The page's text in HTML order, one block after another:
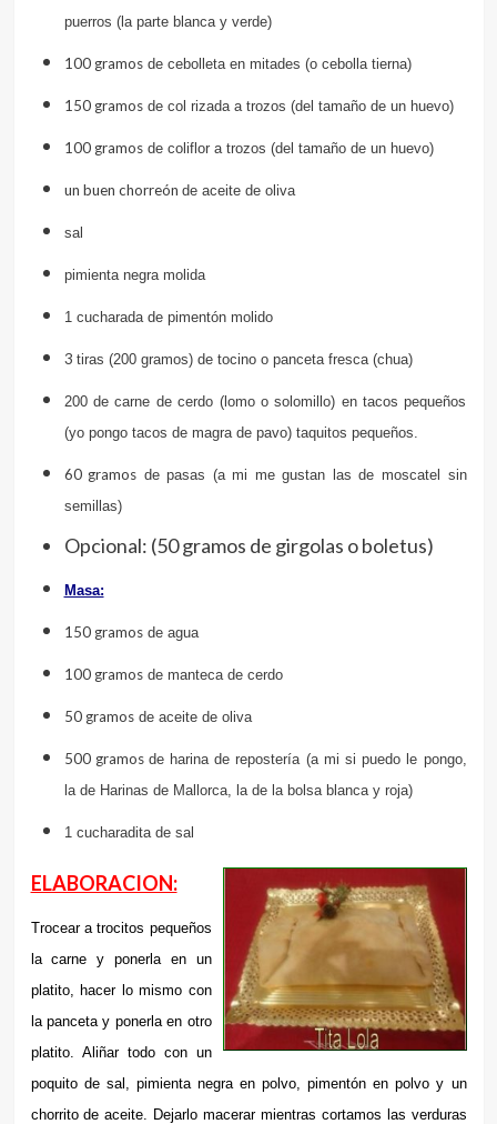
puerros (la parte blanca y verde)
100 gramosde cebolleta en mitades (o cebolla tierna)
150 gramosde col rizada a trozos (del tamaño de un huevo)
100 gramosde coliflor a trozos (del tamaño de un huevo)
un buen chorreón de aceite de oliva
sal
pimienta negra molida
1 cucharada de pimentón molido
3 tiras (200 gramos) de tocino o pancetafresca (chua)
200 de carne de cerdo (lomo o solomillo) en tacos pequeños
(yo pongo tacos de magra de pavo) taquitos pequeños.
60 gramos de pasas (a mi me gustan las de moscatel sin
semillas)
Opcional: (50 gramos de girgolas o boletus)
Masa:
150 gramosde agua
100 gramosde manteca de cerdo
50 gramosde aceite de oliva
500 gramos de harina de repostería (a mi si puedo le pongo,
la de Harinas de Mallorca, la de la bolsa blanca y roja)
1 cucharadita de sal
ELABORACION:
Trocear a trocitos pequeños
la carne y ponerla en un
platito, hacer lo mismo con
la panceta y ponerla en otro
platito. Aliñar todo con un
poquito de sal, pimienta negra en polvo, pimentón en polvo y un
chorrito de aceite. Dejarlo macerar mientras cortamos las verduras